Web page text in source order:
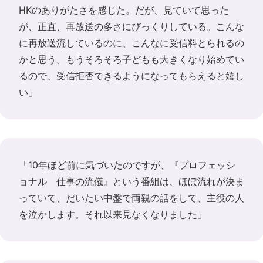
HKのありがたさを感じた。だが、見ていて思った
が、正直、再放送の多さにびっくりしている。こんな
に再放送流しているのに、こんなに受信料とられるの
かと思う。もうそろそろ子どもも大きくなり始めてい
るので、受信拒否できるようになってもらえると嬉し
い」
「10年ほど前に気づいたのですが、『プロフェッシ
ョナル 仕事の流儀』という番組は、ほぼ流れが決ま
っていて、だいたい中盤で両親の話をして、主役の人
を泣かします。それ以来見なくなりました」